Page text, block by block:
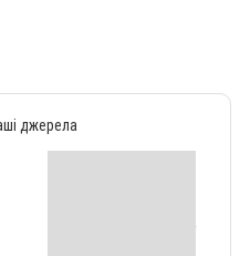
джерела